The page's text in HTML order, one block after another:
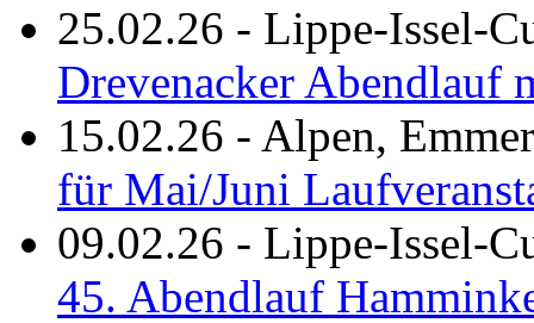
25.02.26 - Lippe-Issel-
Drevenacker Abendlauf
15.02.26 - Alpen,
für Mai/Juni
09.02.26 - Lippe-Issel-
45. Abendlauf